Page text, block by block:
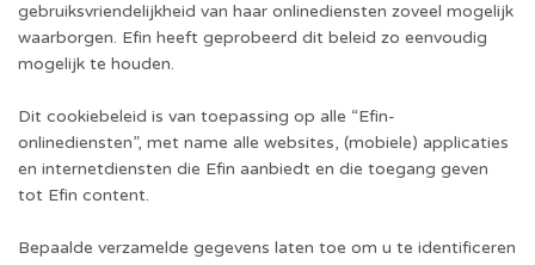
gebruiksvriendelijkheid van haar onlinediensten zoveel mogelijk
waarborgen. Efin heeft geprobeerd dit beleid zo eenvoudig
mogelijk te houden.
Dit cookiebeleid is van toepassing op alle “Efin-
onlinediensten”, met name alle websites, (mobiele) applicaties
en internetdiensten die Efin aanbiedt en die toegang geven
tot Efin content.
Bepaalde verzamelde gegevens laten toe om u te identificeren